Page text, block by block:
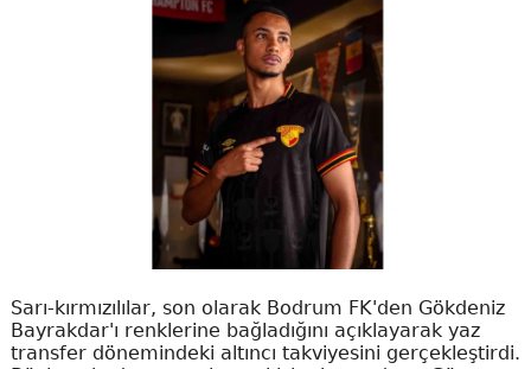
Sarı-kırmızılılar, son olarak Bodrum FK'den Gökdeniz
Bayrakdar'ı renklerine bağladığını açıklayarak yaz
transfer dönemindeki altıncı takviyesini gerçekleştirdi.